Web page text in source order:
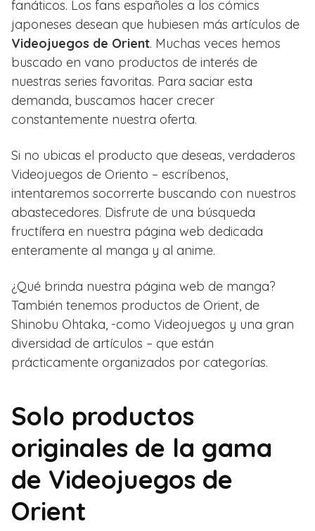
fanáticos. Los fans españoles a los cómics
japoneses desean que hubiesen más artículos de
Videojuegos de Orient. Muchas veces hemos
buscado en vano productos de interés de
nuestras series favoritas. Para saciar esta
demanda, buscamos hacer crecer
constantemente nuestra oferta.
Si no ubicas el producto que deseas, verdaderos
Videojuegos de Oriento – escríbenos,
intentaremos socorrerte buscando con nuestros
abastecedores. Disfrute de una búsqueda
fructífera en nuestra página web dedicada
enteramente al manga y al anime.
¿Qué brinda nuestra página web de manga?
También tenemos productos de Orient, de
Shinobu Ohtaka, -como Videojuegos y una gran
diversidad de artículos – que están
prácticamente organizados por categorías.
Solo productos
originales de la gama
de Videojuegos de
Orient